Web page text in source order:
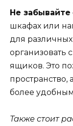
Не забывайте
шкафах или
для
организовать
ящиков. Это
пространство,
более
Также стоит